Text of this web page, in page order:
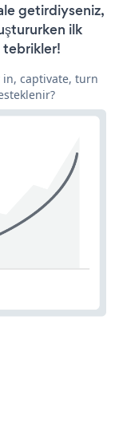
getirdiyseniz,
ilk
tebrikler!
captivate, turn